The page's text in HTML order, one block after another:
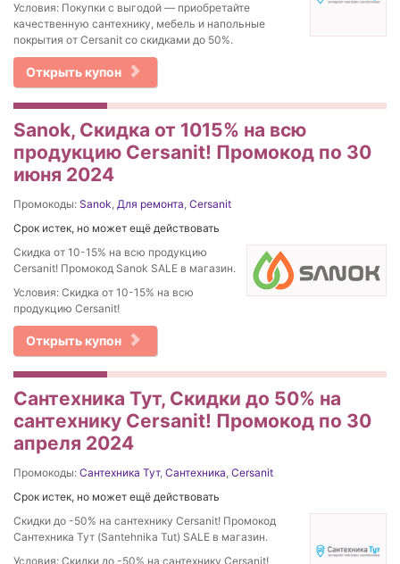
Условия: Покупки с выгодой — приобретайте
качественную сантехнику, мебель и напольные
покрытия от Cersanit со скидками до 50%.
Открыть купон
Sanok, Скидка от 1015% на вcю
продукцию Cersanit! Промокод по 30
июня 2024
Промокоды: Sanok, Для ремонта, Cersanit
Срок истек, но может ещё действовать
Скидка от 10-15% на вcю продукцию
Cersanit! Промокод Sanok SALE в магазин.
Условия: Скидка от 10-15% на вcю
продукцию Cersanit!
Открыть купон
Сантехника Тут, Скидки до 50% на
сантехнику Cersanit! Промокод по 30
апреля 2024
Промокоды: Сантехника Тут, Сантехника, Cersanit
Срок истек, но может ещё действовать
Скидки до -50% на сантехнику Cersanit! Промокод
Сантехника Тут (Santehnika Tut) SALE в магазин.
Условия: Скидки до -50% на сантехнику Cersanit!